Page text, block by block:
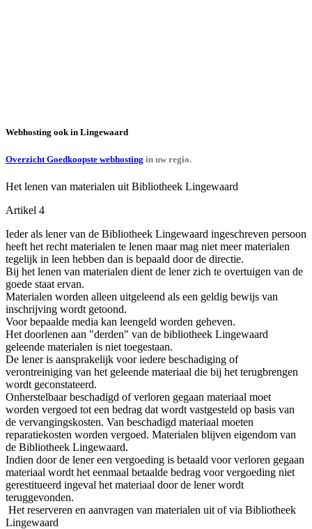
Webhosting ook in Lingewaard
Overzicht Goedkoopste webhosting in uw regio.
Het lenen van materialen uit Bibliotheek Lingewaard
Artikel 4
Ieder als lener van de Bibliotheek Lingewaard ingeschreven persoon
heeft het recht materialen te lenen maar mag niet meer materialen
tegelijk in leen hebben dan is bepaald door de directie.
Bij het lenen van materialen dient de lener zich te overtuigen van de
goede staat ervan.
Materialen worden alleen uitgeleend als een geldig bewijs van
inschrijving wordt getoond.
Voor bepaalde media kan leengeld worden geheven.
Het doorlenen aan "derden" van de bibliotheek Lingewaard
geleende materialen is niet toegestaan.
De lener is aansprakelijk voor iedere beschadiging of
verontreiniging van het geleende materiaal die bij het terugbrengen
wordt geconstateerd.
Onherstelbaar beschadigd of verloren gegaan materiaal moet
worden vergoed tot een bedrag dat wordt vastgesteld op basis van
de vervangingskosten. Van beschadigd materiaal moeten
reparatiekosten worden vergoed. Materialen blijven eigendom van
de Bibliotheek Lingewaard.
Indien door de lener een vergoeding is betaald voor verloren gegaan
materiaal wordt het eenmaal betaalde bedrag voor vergoeding niet
gerestitueerd ingeval het materiaal door de lener wordt
teruggevonden.
Het reserveren en aanvragen van materialen uit of via Bibliotheek
Lingewaard